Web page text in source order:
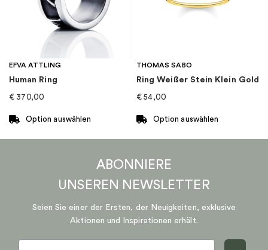
auf
der
gewählt
werden
auf
der
gewählt
werden
EFVA ATTLING
Human Ring
€ 370,00
Option auswählen
THOMAS SABO
Ring Weißer Stein Klein Gold
€ 54,00
Option auswählen
weist
Varianten
auf.
Die
ABONNIERE
UNSEREN NEWSLETTER
Seien Sie einer der Ersten, der Neuigkeiten, exklusive
Aktionen und Inspirationen erhält.